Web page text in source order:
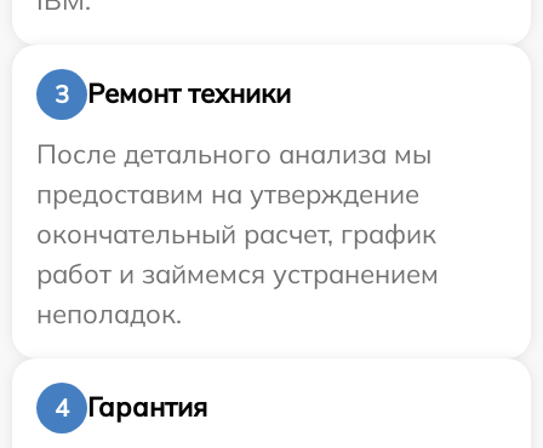
3
Ремонт техники
После детального анализа мы
предоставим на утверждение
окончательный расчет, график
работ и займемся устранением
неполадок.
4
Гарантия